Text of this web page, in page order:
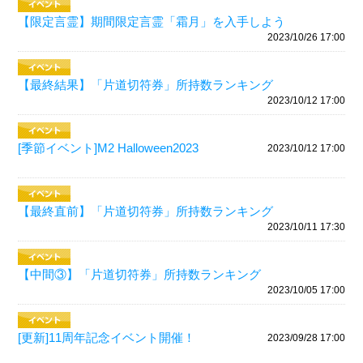
【限定言霊】期間限定言霊「霜月」を入手しよう
2023/10/26 17:00
【最終結果】「片道切符券」所持数ランキング
2023/10/12 17:00
[季節イベント]M2 Halloween2023 2023/10/12 17:00
【最終直前】「片道切符券」所持数ランキング
2023/10/11 17:30
【中間③】「片道切符券」所持数ランキング
2023/10/05 17:00
[更新]11周年記念イベント開催！ 2023/09/28 17:00